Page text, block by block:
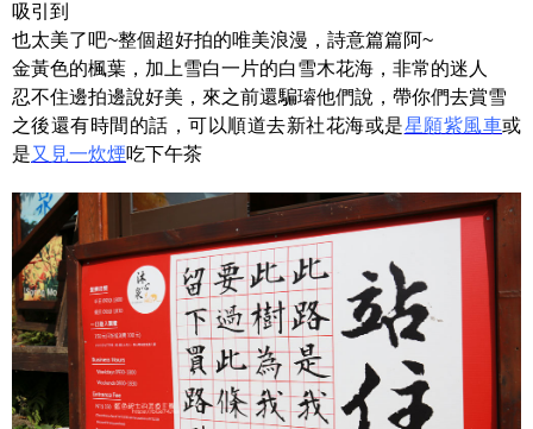
吸引到
也太美了吧~整個超好拍的唯美浪漫，詩意篇篇阿~
金黃色的楓葉，加上雪白一片的白雪木花海，非常的迷人
忍不住邊拍邊說好美，來之前還騙璿他們說，帶你們去賞雪
之後還有時間的話，可以順道去新社花海或是星願紫風車或
是又見一炊煙吃下午茶